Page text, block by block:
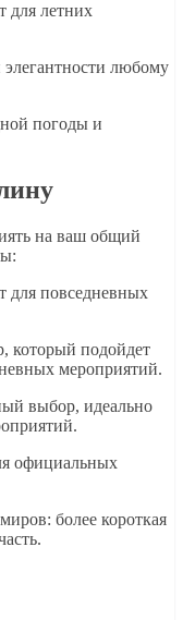
для летних
любому
погоды и
на ваш общий
для повседневных
который подойдет
мероприятий.
выбор, идеально
официальных
более короткая